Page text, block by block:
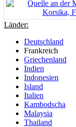
Länder:
Deutschland
Frankreich
Griechenland
Indien
Indonesien
Island
Italien
Kambodscha
Malaysia
Thailand